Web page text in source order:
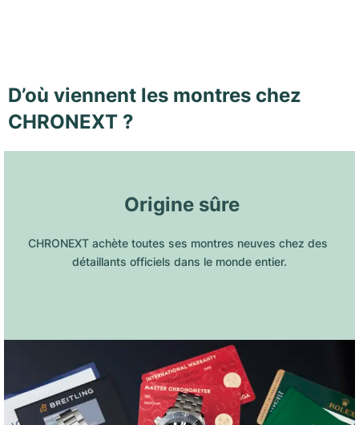
D’où viennent les montres chez
CHRONEXT ?
Origine sûre
CHRONEXT achète toutes ses montres neuves chez des
détaillants officiels dans le monde entier.